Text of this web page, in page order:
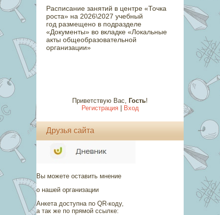
Расписание занятий в центре «Точка
роста» на 2026\2027 учебный
год размещено в подразделе
«Документы» во вкладке «Локальные
акты общеобразовательной
организации»
Приветствую Вас, Гость!
Регистрация| Вход
Друзья сайта
Вы можете оставить мнение
о нашей организации
Анкета доступна по QR-коду,
а так же по прямой ссылке: